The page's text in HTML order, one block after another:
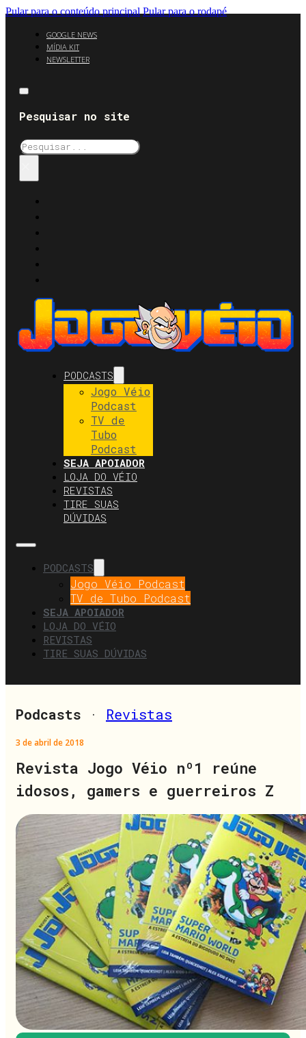
Pular para o conteúdo principal Pular para o rodapé
GOOGLE NEWS
MÍDIA KIT
NEWSLETTER
Pesquisar no site
Pesquisar
PODCASTS
Jogo Véio
Podcast
TV de
Tubo
Podcast
SEJA APOIADOR
LOJA DO VÉIO
REVISTAS
TIRE SUAS
DÚVIDAS
PODCASTS
Jogo Véio Podcast
TV de Tubo Podcast
SEJA APOIADOR
LOJA DO VÉIO
REVISTAS
TIRE SUAS DÚVIDAS
Podcasts · Revistas
3 de abril de 2018
Revista Jogo Véio nº1 reúne
idosos, gamers e guerreiros Z